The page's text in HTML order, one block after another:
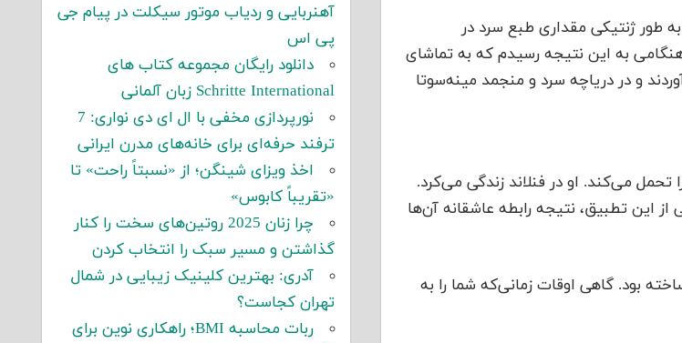
‌طور ژنتیکی مقداری طبع سرد در
هنگامی به این نتیجه رسیدم که به تماشای
و در دریاچه سرد و منجمد مینه‌سوتا
تحمل می‌کند. او در فنلاند زندگی می‌کرد.
از این تطبیق، نتیجه رابطه عاشقانه آن‌ها
بود. گاهی اوقات زمانی‌که شما را به
آهنربایی و ردیاب موتور سیکلت در پیام جی
پی اس
دانلود رایگان مجموعه کتاب های
Schritte International زبان آلمانی
نورپردازی مخفی با ال ای دی نواری: 7
ترفند حرفه‌ای برای خانه‌های مدرن ایرانی
اخذ ویزای شینگن؛ از «نسبتاً راحت» تا
«تقریباً کابوس»
چرا زنان 2025 روتین‌های سخت را کنار
گذاشتن و مسیر سبک را انتخاب کردن
آدری: بهترین کلینیک زیبایی در شمال
تهران کجاست؟
ربات محاسبه BMI؛ راهکاری نوین برای